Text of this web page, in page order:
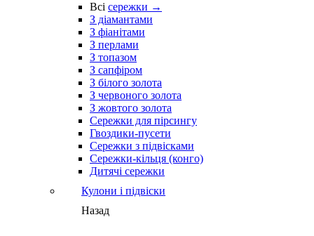
Всі сережки →
З діамантами
З фіанітами
З перлами
З топазом
З сапфіром
З білого золота
З червоного золота
З жовтого золота
Сережки для пірсингу
Гвоздики-пусети
Сережки з підвісками
Сережки-кільця (конго)
Дитячі сережки
Кулони і підвіски
Назад